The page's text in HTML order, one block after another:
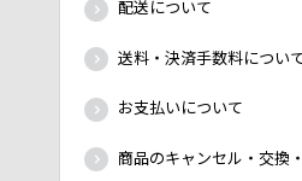
配送について
送料・決済手数料につい
お支払いについて
商品のキャンセル・交換